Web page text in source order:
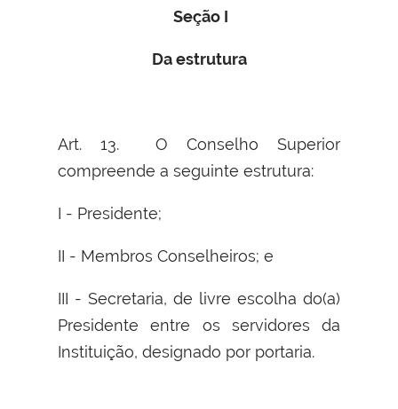
Seção I
Da estrutura
Art. 13. O Conselho Superior
compreende a seguinte estrutura:
I - Presidente;
II - Membros Conselheiros; e
III - Secretaria, de livre escolha do(a)
Presidente entre os servidores da
Instituição, designado por portaria.